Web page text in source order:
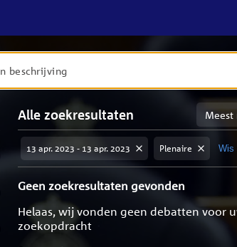
Alle zoekresultaten
Sorteren
op
meest
13 apr. 2023 - 13 apr. 2023 Plenaire Wis
Geen zoekresultaten gevonden
Helaas, wij vonden geen debatten voor
zoekopdracht